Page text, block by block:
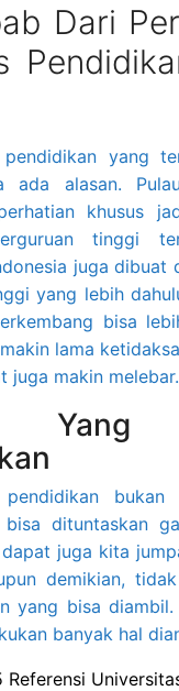
Dari
pendidikan yang
ada alasan.
khusus
tinggi
juga dibuat
yang lebih
bisa
lama
juga makin melebar.
Yang
pendidikan bukan
dituntaskan
juga kita
demikian,
yang bisa diambil.
banyak hal
Referensi